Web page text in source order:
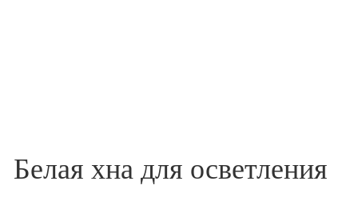
Белая хна для осветления